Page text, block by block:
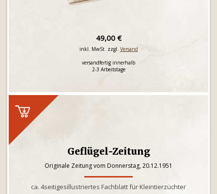
49,00 €
inkl. MwSt. zzgl. Versand
versandfertig innerhalb
2-3 Arbeitstage
Geflügel-Zeitung
Originale Zeitung vom Donnerstag, 20.12.1951
ca. 4seitigesillustriertes Fachblatt für Kleintierzüchter